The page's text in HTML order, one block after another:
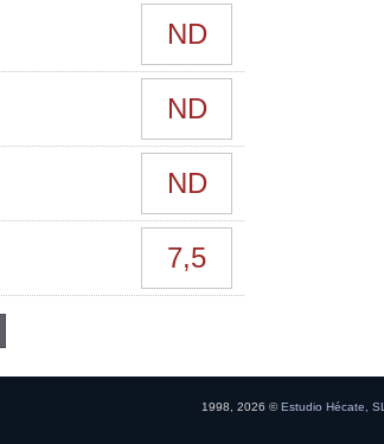
ND
ND
ND
7,5
1998, 2026 ©Estudio Hécate, SL